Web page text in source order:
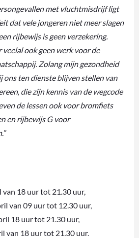
met vluchtmisdrijf ligt
dat vele jongeren niet meer slagen
rijbewijs is geen verzekering.
ook geen werk voor de
Zolang mijn gezondheid
ons ten dienste blijven stellen van
die zijn kennis van de wegcode
de lessen ook voor bromfiets
en rijbewijs G voor
van 18 uur tot 21.30 uur,
van 09 uur tot 12.30 uur,
18 uur tot 21.30 uur,
van 18 uur tot 21.30 uur.